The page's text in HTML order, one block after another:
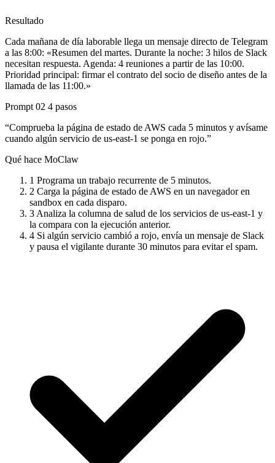
Resultado
Cada mañana de día laborable llega un mensaje directo de Telegram
a las 8:00: «Resumen del martes. Durante la noche: 3 hilos de Slack
necesitan respuesta. Agenda: 4 reuniones a partir de las 10:00.
Prioridad principal: firmar el contrato del socio de diseño antes de la
llamada de las 11:00.»
Prompt 02 4 pasos
“Comprueba la página de estado de AWS cada 5 minutos y avísame
cuando algún servicio de us-east-1 se ponga en rojo.”
Qué hace MoClaw
1 Programa un trabajo recurrente de 5 minutos.
2 Carga la página de estado de AWS en un navegador en
sandbox en cada disparo.
3 Analiza la columna de salud de los servicios de us-east-1 y
la compara con la ejecución anterior.
4 Si algún servicio cambió a rojo, envía un mensaje de Slack
y pausa el vigilante durante 30 minutos para evitar el spam.